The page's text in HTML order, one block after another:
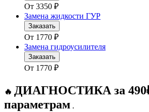
От 3350 ₽
Замена жидкости ГУР
Заказать
От 1770 ₽
Замена гидроусилителя
Заказать
От 1770 ₽
🔥 ДИАГНОСТИКА за
параметрам .